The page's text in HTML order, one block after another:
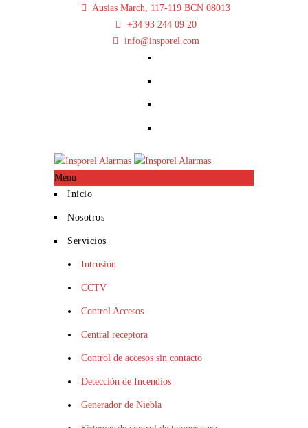
Ausias March, 117-119 BCN 08013
+34 93 244 09 20
info@insporel.com
Menu
Inicio
Nosotros
Servicios
Intrusión
CCTV
Control Accesos
Central receptora
Control de accesos sin contacto
Detección de Incendios
Generador de Niebla